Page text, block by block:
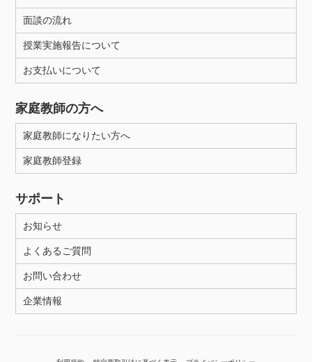
年齢：18-101歳
面談の流れ
授業実施報告について
お支払いについて
家庭教師の方へ
家庭教師になりたい方へ
家庭教師登録
サポート
お知らせ
よくあるご質問
お問い合わせ
企業情報